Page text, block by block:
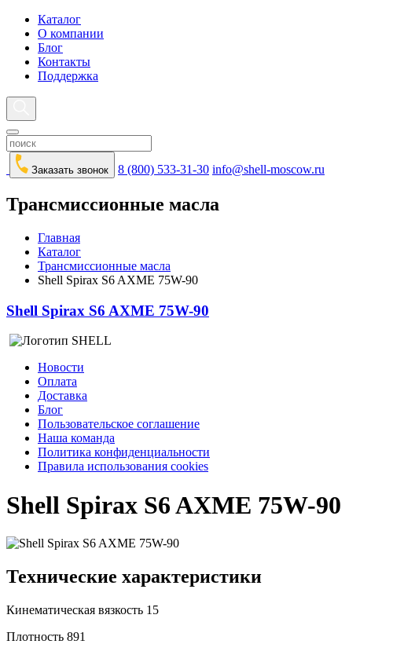
Каталог
О компании
Блог
Контакты
Поддержка
Заказать звонок 8 (800) 533-31-30 info@shell-moscow.ru
Трансмиссионные масла
Главная
Каталог
Трансмиссионные масла
Shell Spirax S6 AXME 75W-90
Shell Spirax S6 AXME 75W-90
Новости
Оплата
Доставка
Блог
Пользовательское соглашение
Наша команда
Политика конфиденциальности
Правила использования cookies
Shell Spirax S6 AXME 75W-90
Технические характеристики
Кинематическая вязкость 15
Плотность 891